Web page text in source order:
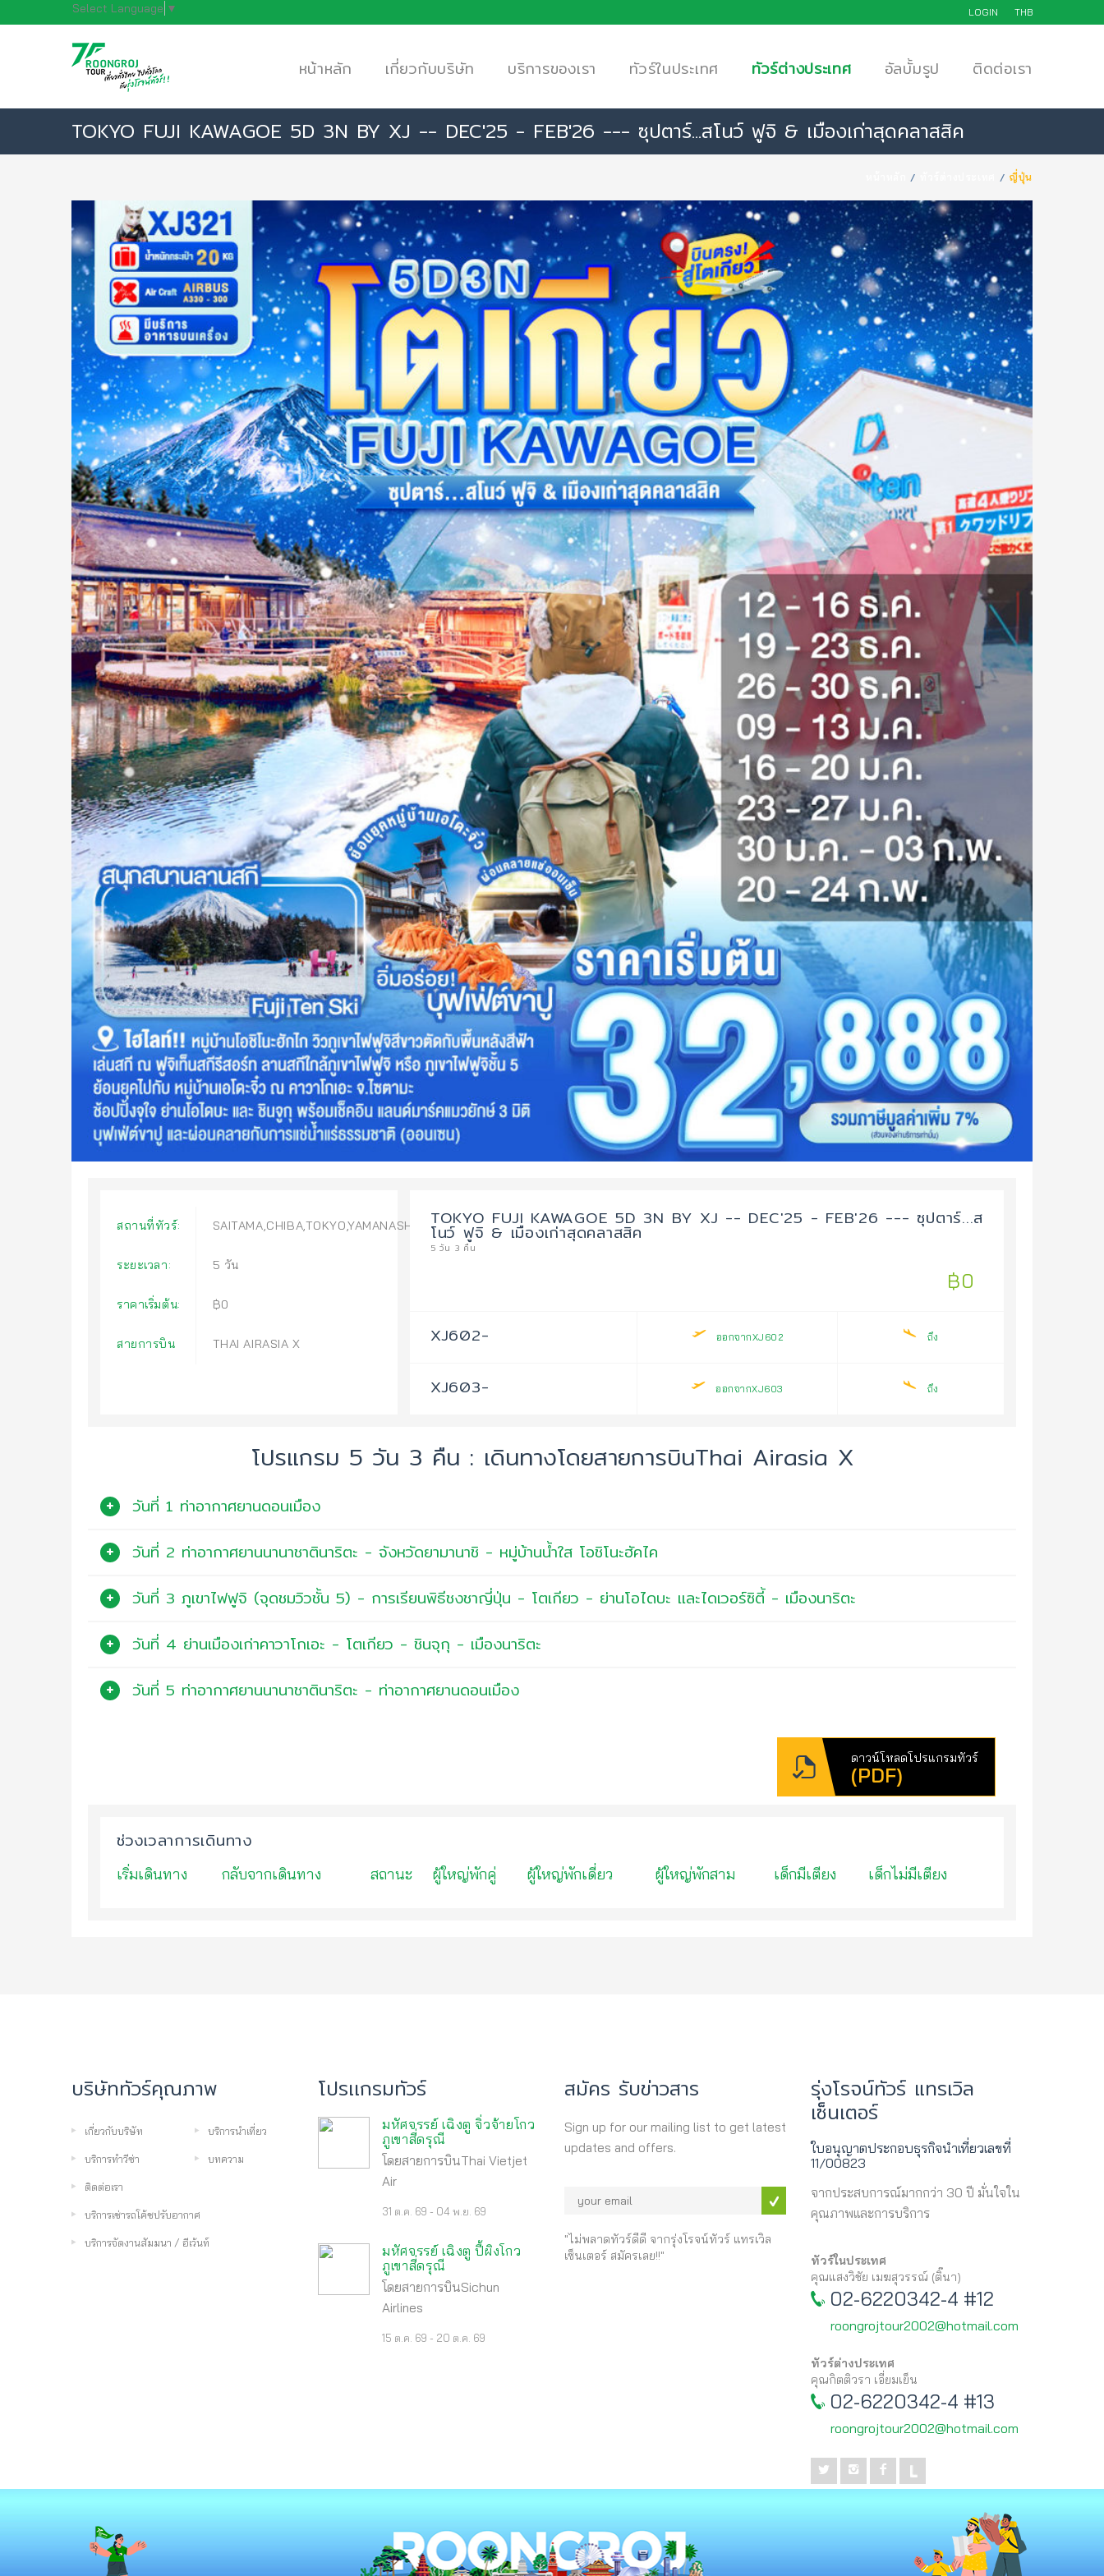
Select Language ▼ LOGIN THB
หน้าหลัก เกี่ยวกับบริษัท บริการของเรา ทัวร์ในประเทศ ทัวร์ต่างประเทศ อัลบั้มรูป ติดต่อเรา
TOKYO FUJI KAWAGOE 5D 3N BY XJ -- DEC'25 - FEB'26 --- ซุปตาร์...สโนว์ ฟูจิ & เมืองเก่าสุดคลาสสิค
ญี่ปุ่น
สถานที่ทัวร์: SAITAMA,CHIBA,TOKYO,YAMANASHI
ระยะเวลา: 5 วัน
ราคาเริ่มต้น: ฿0
สายการบิน THAI AIRASIA X
TOKYO FUJI KAWAGOE 5D 3N BY XJ -- DEC'25 - FEB'26 --- ซุปตาร์...ส
โนว์ ฟูจิ & เมืองเก่าสุดคลาสสิค
5 วัน 3 คืน
฿0
XJ602- ออกจากXJ602 ถึง
XJ603- ออกจากXJ603 ถึง
โปรแกรม 5 วัน 3 คืน : เดินทางโดยสายการบินThai Airasia X
วันที่ 1 ท่าอากาศยานดอนเมือง
วันที่ 2 ท่าอากาศยานนานาชาตินาริตะ - จังหวัดยามานาชิ - หมู่บ้านน้ำใส โอชิโนะฮัคไค
วันที่ 3 ภูเขาไฟฟูจิ (จุดชมวิวชั้น 5) - การเรียนพิธีชงชาญี่ปุ่น - โตเกียว - ย่านโอไดบะ และไดเวอร์ซิตี้ - เมืองนาริตะ
วันที่ 4 ย่านเมืองเก่าคาวาโกเอะ - โตเกียว - ชินจุกุ - เมืองนาริตะ
วันที่ 5 ท่าอากาศยานนานาชาตินาริตะ - ท่าอากาศยานดอนเมือง
ดาวน์โหลดโปรแกรมทัวร์
(PDF)
ช่วงเวลาการเดินทาง
เริ่มเดินทาง กลับจากเดินทาง สถานะ ผู้ใหญ่พักคู่ ผู้ใหญ่พักเดี่ยว ผู้ใหญ่พักสาม เด็กมีเตียง เด็กไม่มีเตียง
บริษัททัวร์คุณภาพ
เกี่ยวกับบริษัท บริการนำเที่ยว
บริการทำวีซ่า บทความ
ติดต่อเรา
บริการเช่ารถโค้ชปรับอากาศ
บริการจัดงานสัมมนา / อีเว้นท์
โปรเเกรมทัวร์
มหัศจรรย์ เฉิงตู จิ่วจ้ายโกว
ภูเขาสี่ดรุณี
โดยสายการบินThai Vietjet
Air
31 ต.ค. 69 - 04 พ.ย. 69
มหัศจรรย์ เฉิงตู ปี้ผิงโกว
ภูเขาสี่ดรุณี
โดยสายการบินSichun
Airlines
15 ต.ค. 69 - 20 ต.ค. 69
สมัคร รับข่าวสาร
Sign up for our mailing list to get latest
updates and offers.
"ไม่พลาดทัวร์ดีดี จากรุ่งโรจน์ทัวร์ แทรเวิล
เซ็นเตอร์ สมัครเลย!!"
รุ่งโรจน์ทัวร์ แทรเวิล
เซ็นเตอร์
ใบอนุญาตประกอบธุรกิจนำเที่ยวเลขที่
11/00823
จากประสบการณ์มากกว่า 30 ปี มั่นใจใน
คุณภาพและการบริการ
ทัวร์ในประเทศ
คุณแสงวิชัย เมฆสุวรรณ์ (ติ๊นา)
02-6220342-4 #12
roongrojtour2002@hotmail.com
ทัวร์ต่างประเทศ
คุณกิตติวรา เอี่ยมเย็น
02-6220342-4 #13
roongrojtour2002@hotmail.com